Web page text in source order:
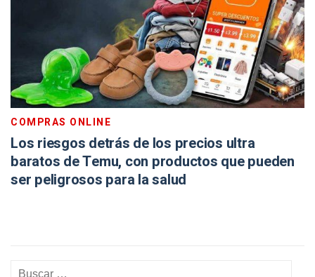
COMPRAS ONLINE
Los riesgos detrás de los precios ultra
baratos de Temu, con productos que pueden
ser peligrosos para la salud